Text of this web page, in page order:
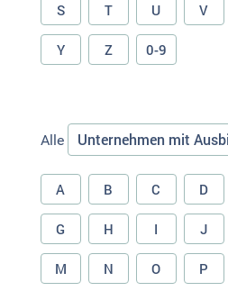
S T U V
Y Z 0-9
Alle Unternehmen mit
A B C D
G H I J
M N O P